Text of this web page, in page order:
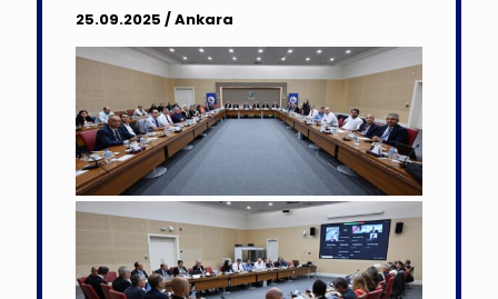
25.09.2025 / Ankara